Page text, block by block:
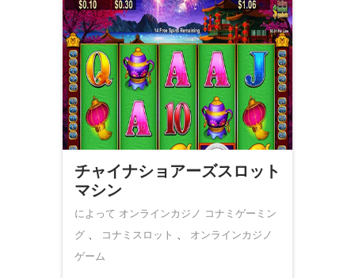
チャイナショアーズスロット
マシン
によって オンラインカジノ コナミゲーミン
グ 、 コナミスロット 、
オンラインカジノ
ゲーム